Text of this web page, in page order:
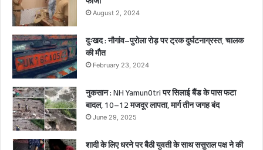
गं
र
य
August 2, 2024
दुःखद : नौगांव–पुरोला रोड़ पर ट्रक दुर्घटनाग्रस्त, चालक
की मौत
February 23, 2024
नुकसान : NH Yamun0tri पर सिलाई बैंड के पास फटा
बादल, 10–12 मजदूर लापता, मार्ग तीन जगह बंद
June 29, 2025
शादी के लिए धरने पर बैठी युवती के साथ ससुराल पक्ष ने की